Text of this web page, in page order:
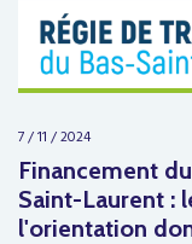
7 / 11 / 2024
Financement
Saint-Laurent :
l'orientation